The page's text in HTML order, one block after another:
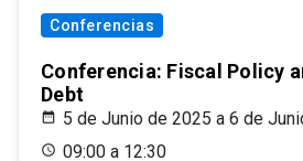
Conferencias
Conferencia: Fiscal Policy
Debt
5 de Junio de 2025 a 6 de
09:00 a 12:30